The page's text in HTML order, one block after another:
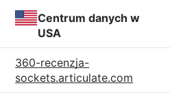
Centrum danych w
USA
360-recenzja-
sockets.articulate.com